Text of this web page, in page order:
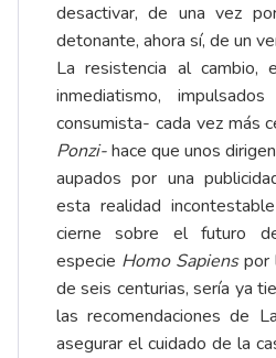
desactivar, de una vez
detonante, ahora sí, de un
La resistencia al
inmediatismo,
consumista- cada vez más
Ponzi-hace que unos
aupados por una
esta realidad
cierne sobre el futuro
especie Homo Sapienspor
de seis centurias, sería ya
las recomendaciones de
asegurar el cuidado de la